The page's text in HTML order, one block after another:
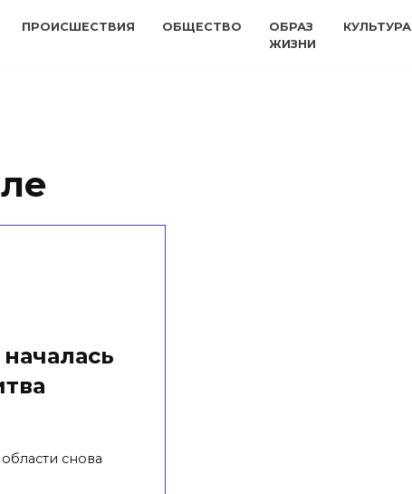
ПРОИСШЕСТВИЯ ОБЩЕСТВО
ОБРАЗ
ЖИЗНИ
КУЛЬТУРА
снова